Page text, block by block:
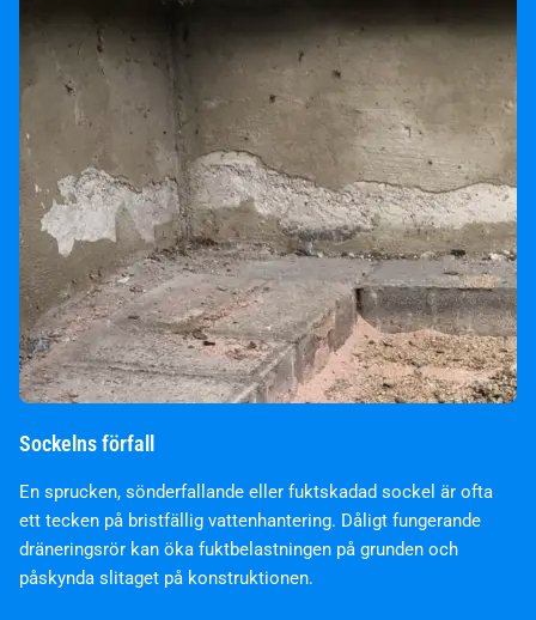
Sockelns förfall
En sprucken, sönderfallande eller fuktskadad sockel är ofta
ett tecken på bristfällig vattenhantering. Dåligt fungerande
dräneringsrör kan öka fuktbelastningen på grunden och
påskynda slitaget på konstruktionen.